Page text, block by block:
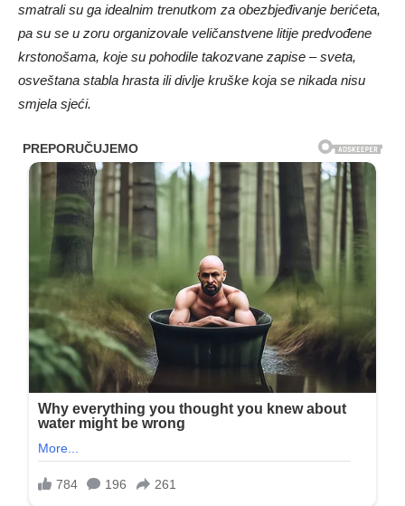
smatrali su ga idealnim trenutkom za obezbjeđivanje berićeta,
pa su se u zoru organizovale veličanstvene litije predvođene
krstonošama, koje su pohodile takozvane zapise – sveta,
osveštana stabla hrasta ili divlje kruške koja se nikada nisu
smjela sjeći.